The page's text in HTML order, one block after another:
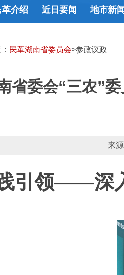
革介绍 近日要闻 地市新
民革湖南省委员会>参政议政
省委会“三农”
来
引领——深